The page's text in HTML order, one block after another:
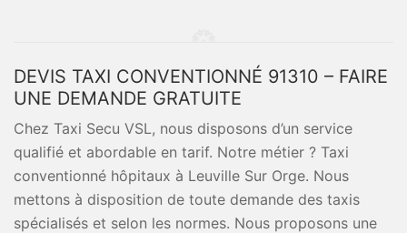
DEVIS TAXI CONVENTIONNÉ 91310 – FAIRE
UNE DEMANDE GRATUITE
Chez Taxi Secu VSL, nous disposons d’un service
qualifié et abordable en tarif. Notre métier ? Taxi
conventionné hôpitaux à Leuville Sur Orge. Nous
mettons à disposition de toute demande des taxis
spécialisés et selon les normes. Nous proposons une